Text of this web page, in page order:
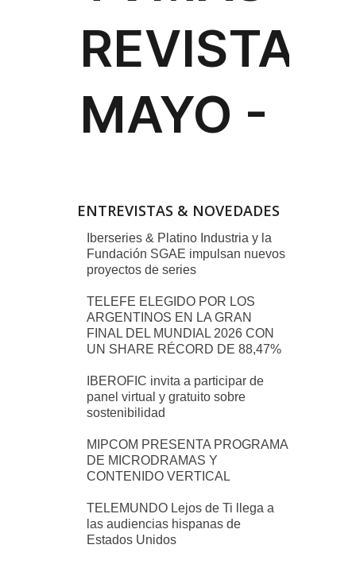
ENTREVISTAS & NOVEDADES
Iberseries & Platino Industria y la
Fundación SGAE impulsan nuevos
proyectos de series
TELEFE ELEGIDO POR LOS
ARGENTINOS EN LA GRAN
FINAL DEL MUNDIAL 2026 CON
UN SHARE RÉCORD DE 88,47%
IBEROFIC invita a participar de
panel virtual y gratuito sobre
sostenibilidad
MIPCOM PRESENTA PROGRAMA
DE MICRODRAMAS Y
CONTENIDO VERTICAL
TELEMUNDO Lejos de Ti llega a
las audiencias hispanas de
Estados Unidos